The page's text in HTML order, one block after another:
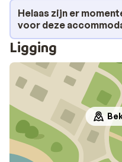
Helaas zijn er
voor deze
Ligging